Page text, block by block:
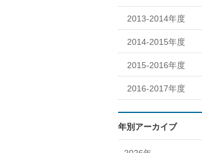
2013-2014年度
2014-2015年度
2015-2016年度
2016-2017年度
年別アーカイブ